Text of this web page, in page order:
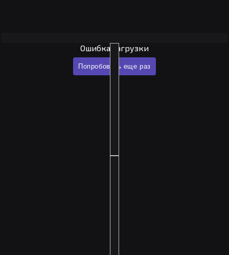
Ошибка загрузки
Попробовать еще раз